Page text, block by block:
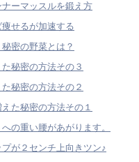
ーマッスルを鍛え方
せるが加速する
密の野菜とは？
秘密の方法その３
秘密の方法その２
た秘密の方法その１
の重い腰があがります。
が２センチ上向きツン♪